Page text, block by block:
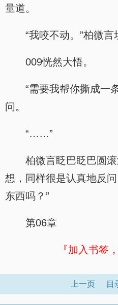
量道。
“我咬不动。”柏微言
009恍然大悟。
“需要我帮你撕成一
问。
“……”
柏微言眨巴眨巴圆
想，同样很是认真地反
东西吗？”
第06章
『加入书签
上一页 目